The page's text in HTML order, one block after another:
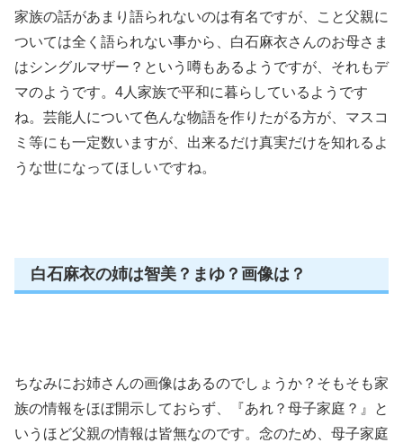
家族の話があまり語られないのは有名ですが、こと父親に
ついては全く語られない事から、白石麻衣さんのお母さま
はシングルマザー？という噂もあるようですが、それもデ
マのようです。4人家族で平和に暮らしているようです
ね。芸能人について色んな物語を作りたがる方が、マスコ
ミ等にも一定数いますが、出来るだけ真実だけを知れるよ
うな世になってほしいですね。
白石麻衣の姉は智美？まゆ？画像は？
ちなみにお姉さんの画像はあるのでしょうか？そもそも家
族の情報をほぼ開示しておらず、『あれ？母子家庭？』と
いうほど父親の情報は皆無なのです。念のため、母子家庭